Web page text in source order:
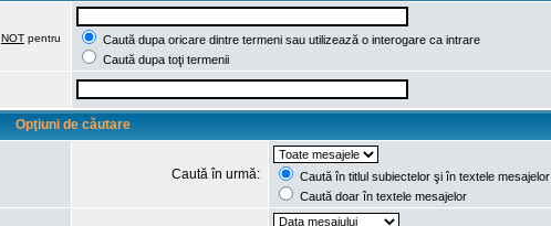
NOT pentru
Caută dupa oricare dintre termeni sau utilizează o interogare ca intrare
Caută dupa toţi termenii
Opţiuni de căutare
Caută în urmă:
Caută în titlul subiectelor şi în textele mesajelor
Caută doar în textele mesajelor